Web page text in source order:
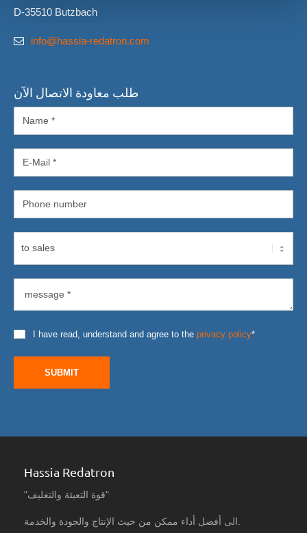
D-35510 Butzbach
info@hassia-redatron.com
طلب معاودة الاتصال الآن
I have read, understand and agree to the privacy policy*
SUBMIT
Hassia Redatron
"قوة التعبئة والتغليف"